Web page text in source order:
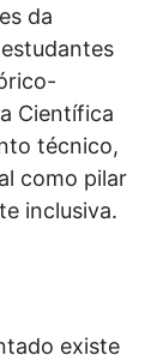
da
Científica
técnico,
como pilar
inclusiva.
existe